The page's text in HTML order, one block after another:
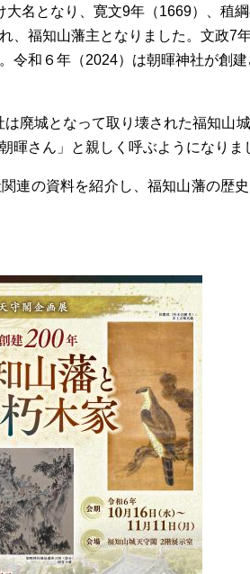
名となり、寛文9年（1669）、稙
、福知山藩主となりました。文政7
令和６年（2024）は朝暉神社が創
廃城となって取り壊された福知山
暉さん」と親しく呼ぶようになりま
連の資料を紹介し、福知山藩の歴